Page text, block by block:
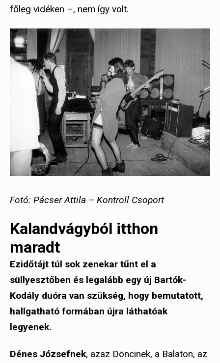
főleg vidéken –, nem így volt.
Fotó: Pácser Attila – Kontroll Csoport
Kalandvágyból itthon
maradt
Ezidőtájt túl sok zenekar tűnt el a
süllyesztőben és legalább egy új Bartók-
Kodály duóra van szükség, hogy bemutatott,
hallgatható formában újra láthatóak
legyenek.
Dénes Józsefnek, azaz Döncinek, a Balaton, az